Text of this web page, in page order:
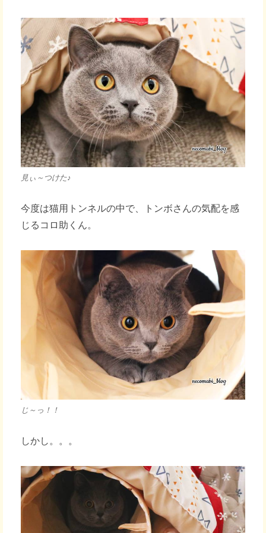
見ぃ～つけた♪
今度は猫用トンネルの中で、トンボさんの気配を感
じるコロ助くん。
じ～っ！！
しかし。。。